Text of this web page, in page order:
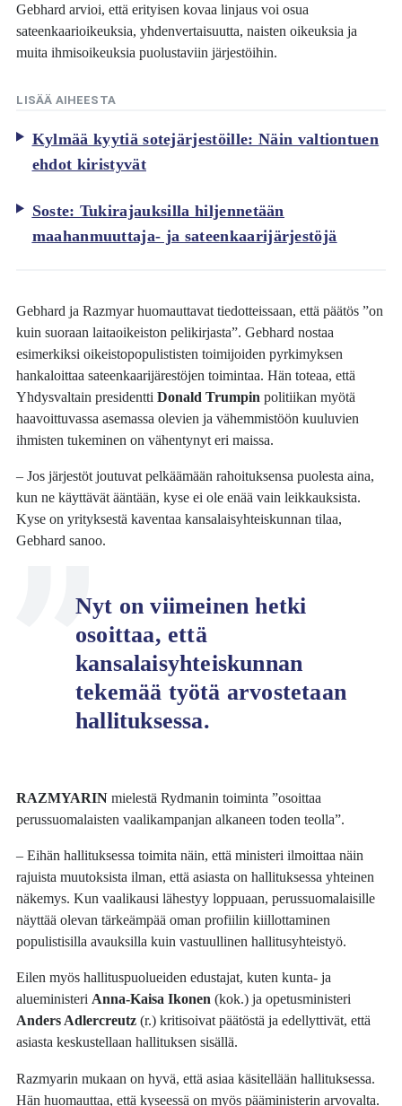
Gebhard arvioi, että erityisen kovaa linjaus voi osua
sateenkaarioikeuksia, yhdenvertaisuutta, naisten oikeuksia ja
muita ihmisoikeuksia puolustaviin järjestöihin.
LISÄÄ AIHEESTA
Kylmää kyytiä sotejärjestöille: Näin valtiontuen
ehdot kiristyvät
Soste: Tukirajauksilla hiljennetään
maahanmuuttaja- ja sateenkaarijärjestöjä
Gebhard ja Razmyar huomauttavat tiedotteissaan, että päätös ”on
kuin suoraan laitaoikeiston pelikirjasta”. Gebhard nostaa
esimerkiksi oikeistopopulististen toimijoiden pyrkimyksen
hankaloittaa sateenkaarijärestöjen toimintaa. Hän toteaa, että
Yhdysvaltain presidenttiDonald Trumpin politiikan myötä
haavoittuvassa asemassa olevien ja vähemmistöön kuuluvien
ihmisten tukeminen on vähentynyt eri maissa.
– Jos järjestöt joutuvat pelkäämään rahoituksensa puolesta aina,
kun ne käyttävät ääntään, kyse ei ole enää vain leikkauksista.
Kyse on yrityksestä kaventaa kansalaisyhteiskunnan tilaa,
Gebhard sanoo.
Nyt on viimeinen hetki
osoittaa, että
kansalaisyhteiskunnan
tekemää työtä arvostetaan
hallituksessa.
RAZMYARIN mielestä Rydmanin toiminta ”osoittaa
perussuomalaisten vaalikampanjan alkaneen toden teolla”.
– Eihän hallituksessa toimita näin, että ministeri ilmoittaa näin
rajuista muutoksista ilman, että asiasta on hallituksessa yhteinen
näkemys. Kun vaalikausi lähestyy loppuaan, perussuomalaisille
näyttää olevan tärkeämpää oman profiilin kiillottaminen
populistisilla avauksilla kuin vastuullinen hallitusyhteistyö.
Eilen myös hallituspuolueiden edustajat, kuten kunta- ja
alueministeriAnna-Kaisa Ikonen (kok.) ja opetusministeri
Anders Adlercreutz (r.) kritisoivat päätöstä ja edellyttivät, että
asiasta keskustellaan hallituksen sisällä.
Razmyarin mukaan on hyvä, että asiaa käsitellään hallituksessa.
Hän huomauttaa, että kyseessä on myös pääministerin arvovalta.